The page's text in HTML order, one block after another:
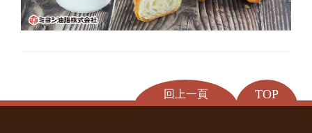
TOP
回上一頁